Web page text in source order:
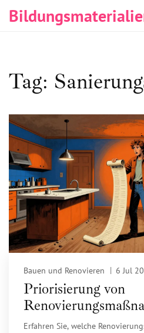
Tag:
Bauen und Renovieren 6 Jul
Priorisierung von
Das sollte zuerst
Erfahren Sie, welche